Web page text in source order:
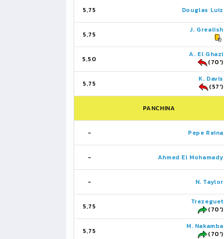
5,75 Douglas Luiz
5,75
J. Grealish
5,50
A. El Ghazi
(70')
5,75
K. Davis
(57')
PANCHINA
- Pepe Reina
- Ahmed El Mohamady
- N. Taylor
5,75
Trezeguet
(70')
5,75
M. Nakamba
(70')